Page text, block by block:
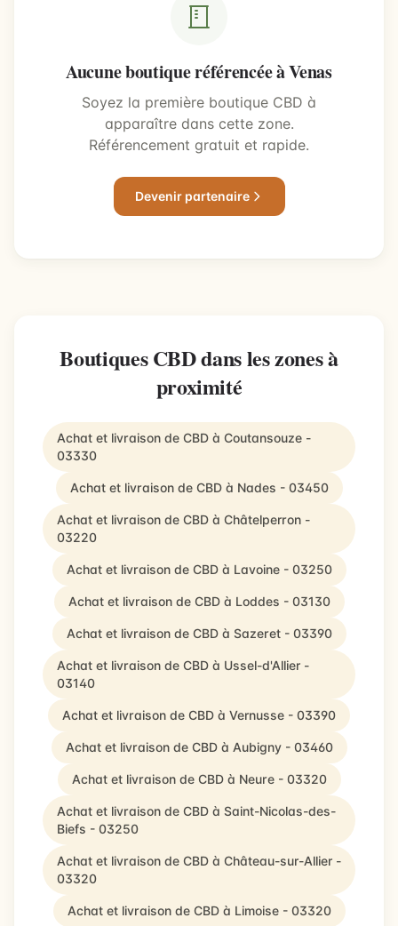
Aucune boutique référencée à Venas
Soyez la première boutique CBD à
apparaître dans cette zone.
Référencement gratuit et rapide.
Devenir partenaire
Boutiques CBD dans les zones à
proximité
Achat et livraison de CBD à Coutansouze -
03330
Achat et livraison de CBD à Nades - 03450
Achat et livraison de CBD à Châtelperron -
03220
Achat et livraison de CBD à Lavoine - 03250
Achat et livraison de CBD à Loddes - 03130
Achat et livraison de CBD à Sazeret - 03390
Achat et livraison de CBD à Ussel-d'Allier -
03140
Achat et livraison de CBD à Vernusse - 03390
Achat et livraison de CBD à Aubigny - 03460
Achat et livraison de CBD à Neure - 03320
Achat et livraison de CBD à Saint-Nicolas-des-
Biefs - 03250
Achat et livraison de CBD à Château-sur-Allier -
03320
Achat et livraison de CBD à Limoise - 03320